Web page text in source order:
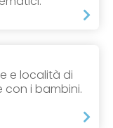
e località di
i bambini.